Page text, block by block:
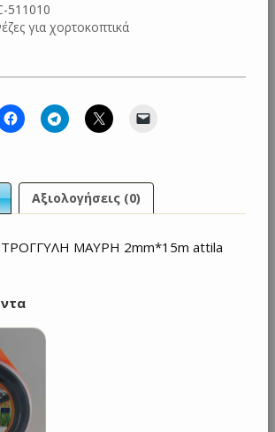
511010
για χορτοκοπτικά
Αξιολογήσεις (0)
ΜΑΥΡΗ 2mm*15m attila